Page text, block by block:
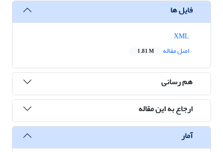
فایل ها
اصل مقاله
1.81 M
هم رسانی
ارجاع به این مقاله
آمار